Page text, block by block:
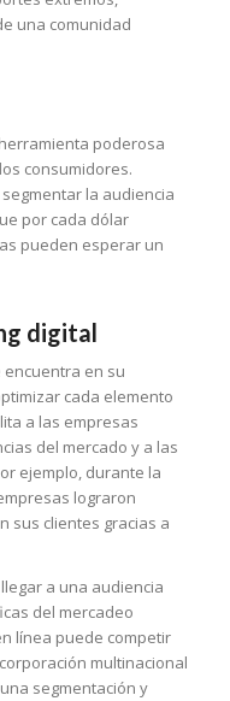
una comunidad
poderosa
consumidores.
la audiencia
por cada dólar
pueden esperar un
digital
encuentra en su
cada elemento
a las empresas
del mercado y a las
ejemplo, durante la
lograron
sus clientes gracias a
a una audiencia
del mercadeo
línea puede competir
multinacional
segmentación y